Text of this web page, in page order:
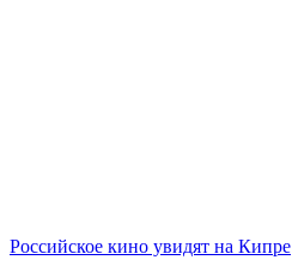
Российское кино увидят на Кипре